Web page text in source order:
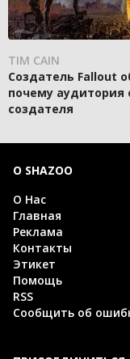
TIM CAIN
Создатель Fallout
почему аудитория
создателя
О SHAZOO
О Нас
Главная
Реклама
Контакты
Этикет
Помощь
RSS
Сообщить об